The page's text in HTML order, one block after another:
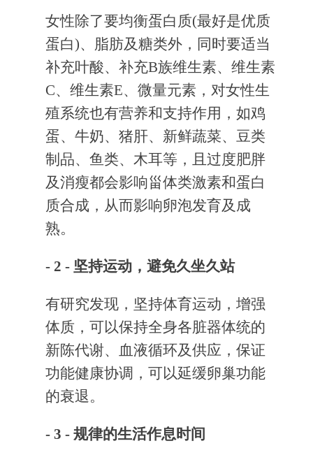
女性除了要均衡蛋白质(最好是优质
蛋白)、脂肪及糖类外，同时要适当
补充叶酸、补充B族维生素、维生素
C、维生素E、微量元素，对女性生
殖系统也有营养和支持作用，如鸡
蛋、牛奶、猪肝、新鲜蔬菜、豆类
制品、鱼类、木耳等，且过度肥胖
及消瘦都会影响甾体类激素和蛋白
质合成，从而影响卵泡发育及成
熟。
- 2 - 坚持运动，避免久坐久站
有研究发现，坚持体育运动，增强
体质，可以保持全身各脏器体统的
新陈代谢、血液循环及供应，保证
功能健康协调，可以延缓卵巢功能
的衰退。
- 3 - 规律的生活作息时间